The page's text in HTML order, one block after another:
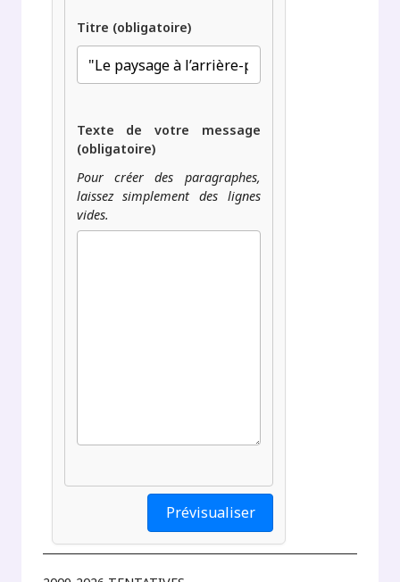
Titre (obligatoire)
Texte de votre message
(obligatoire)
Pour créer des paragraphes,
laissez simplement des lignes
vides.